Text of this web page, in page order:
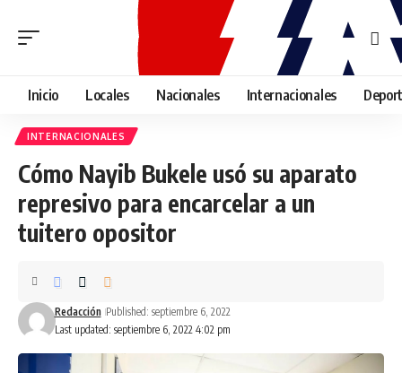
Inicio Locales Nacionales Internacionales
INTERNACIONALES
Cómo Nayib Bukele usó su aparato
represivo para encarcelar a un
tuitero opositor
Last updated: septiembre 6, 2022 4:02 pm
Redacción Published: septiembre 6, 2022